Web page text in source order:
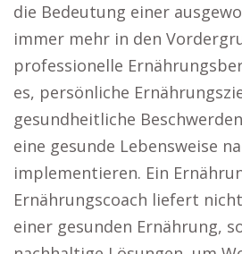
die Bedeutung einer
immer mehr in den
professionelle
es, persönliche
gesundheitliche
eine gesunde Lebensweise
implementieren. Ein
Ernährungscoach liefert
einer gesunden Ernährung,